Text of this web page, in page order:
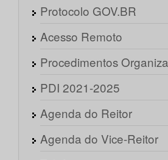
Protocolo GOV.BR
Acesso Remoto
Procedimentos
PDI 2021-2025
Agenda do Reitor
Agenda do Vice-Reitor